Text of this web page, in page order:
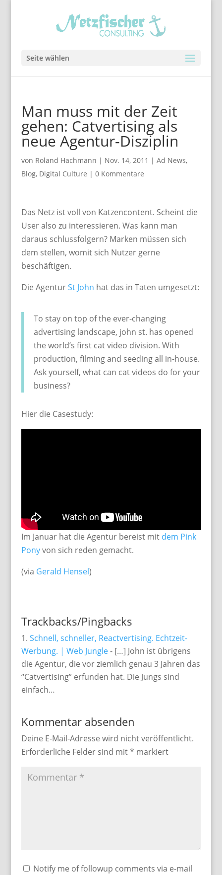
Seite wählen
Man muss mit der Zeit
gehen: Catvertising als
neue Agentur-Disziplin
von Roland Hachmann | Nov. 14, 2011 | Ad News,
Blog, Digital Culture | 0 Kommentare
Das Netz ist voll von Katzencontent. Scheint die
User also zu interessieren. Was kann man
daraus schlussfolgern? Marken müssen sich
dem stellen, womit sich Nutzer gerne
beschäftigen.
Die AgenturSt John hat das in Taten umgesetzt:
To stay on top of the ever-changing
advertising landscape, john st. has opened
the world’s first cat video division. With
production, filming and seeding all in-house.
Ask yourself, what can cat videos do for your
business?
Hier die Casestudy:
Im Januar hat die Agentur bereist mit dem Pink
Ponyvon sich reden gemacht.
(via Gerald Hensel)
Trackbacks/Pingbacks
Schnell, schneller, Reactvertising. Echtzeit-
Werbung. | Web Jungle- […] John ist übrigens
die Agentur, die vor ziemlich genau 3 Jahren das
“Catvertising” erfunden hat. Die Jungs sind
einfach…
Kommentar absenden
Deine E-Mail-Adresse wird nicht veröffentlicht.
Erforderliche Felder sind mit* markiert
Notify me of followup comments via e-mail